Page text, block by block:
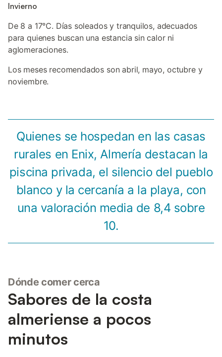
Invierno
De 8 a 17°C. Días soleados y tranquilos, adecuados
para quienes buscan una estancia sin calor ni
aglomeraciones.
Los meses recomendados son abril, mayo, octubre y
noviembre.
Quienes se hospedan en las casas
rurales en Enix, Almería destacan la
piscina privada, el silencio del pueblo
blanco y la cercanía a la playa, con
una valoración media de 8,4 sobre
10.
Dónde comer cerca
Sabores de la costa
almeriense a pocos
minutos